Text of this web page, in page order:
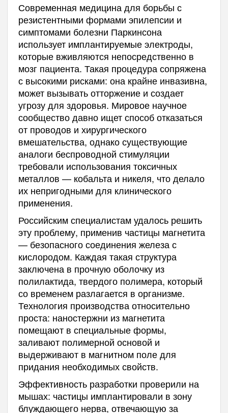
Современная медицина для борьбы с
резистентными формами эпилепсии и
симптомами болезни Паркинсона
использует имплантируемые электроды,
которые вживляются непосредственно в
мозг пациента. Такая процедура сопряжена
с высокими рисками: она крайне инвазивна,
может вызывать отторжение и создает
угрозу для здоровья. Мировое научное
сообщество давно ищет способ отказаться
от проводов и хирургического
вмешательства, однако существующие
аналоги беспроводной стимуляции
требовали использования токсичных
металлов — кобальта и никеля, что делало
их непригодными для клинического
применения.
Российским специалистам удалось решить
эту проблему, применив частицы магнетита
— безопасного соединения железа с
кислородом. Каждая такая структура
заключена в прочную оболочку из
полилактида, твердого полимера, который
со временем разлагается в организме.
Технология производства относительно
проста: наностержни из магнетита
помещают в специальные формы,
заливают полимерной основой и
выдерживают в магнитном поле для
придания необходимых свойств.
Эффективность разработки проверили на
мышах: частицы имплантировали в зону
блуждающего нерва, отвечающую за